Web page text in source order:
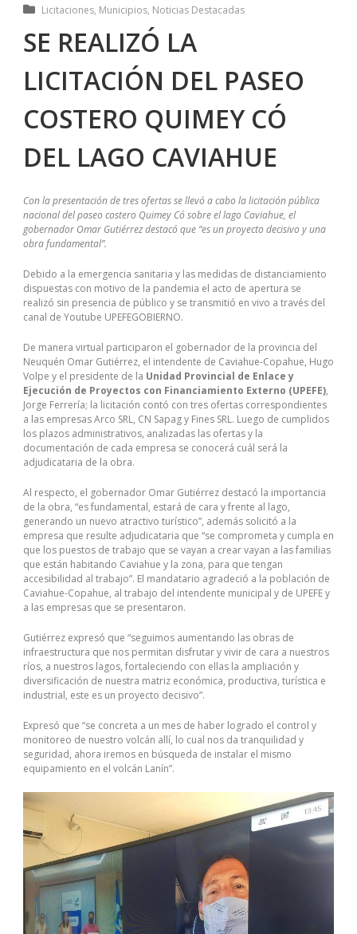
Licitaciones, Municipios, Noticias Destacadas
SE REALIZÓ LA
LICITACIÓN DEL PASEO
COSTERO QUIMEY CÓ
DEL LAGO CAVIAHUE
Con la presentación de tres ofertas se llevó a cabo la licitación pública
nacional del paseo costero Quimey Có sobre el lago Caviahue, el
gobernador Omar Gutiérrez destacó que “es un proyecto decisivo y una
obra fundamental”.
Debido a la emergencia sanitaria y las medidas de distanciamiento
dispuestas con motivo de la pandemia el acto de apertura se
realizó sin presencia de público y se transmitió en vivo a través del
canal de Youtube UPEFEGOBIERNO.
De manera virtual participaron el gobernador de la provincia del
Neuquén Omar Gutiérrez, el intendente de Caviahue-Copahue, Hugo
Volpe y el presidente de la Unidad Provincial de Enlace y
Ejecución de Proyectos con Financiamiento Externo (UPEFE),
Jorge Ferrería; la licitación contó con tres ofertas correspondientes
a las empresas Arco SRL, CN Sapag y Fines SRL. Luego de cumplidos
los plazos administrativos, analizadas las ofertas y la
documentación de cada empresa se conocerá cuál será la
adjudicataria de la obra.
Al respecto, el gobernador Omar Gutiérrez destacó la importancia
de la obra, “es fundamental, estará de cara y frente al lago,
generando un nuevo atractivo turístico”, además solicitó a la
empresa que resulte adjudicataria que “se comprometa y cumpla en
que los puestos de trabajo que se vayan a crear vayan a las familias
que están habitando Caviahue y la zona, para que tengan
accesibilidad al trabajo”. El mandatario agradeció a la población de
Caviahue-Copahue, al trabajo del intendente municipal y de UPEFE y
a las empresas que se presentaron.
Gutiérrez expresó que “seguimos aumentando las obras de
infraestructura que nos permitan disfrutar y vivir de cara a nuestros
ríos, a nuestros lagos, fortaleciendo con ellas la ampliación y
diversificación de nuestra matriz económica, productiva, turística e
industrial, este es un proyecto decisivo”.
Expresó que “se concreta a un mes de haber logrado el control y
monitoreo de nuestro volcán allí, lo cual nos da tranquilidad y
seguridad, ahora iremos en búsqueda de instalar el mismo
equipamiento en el volcán Lanín”.